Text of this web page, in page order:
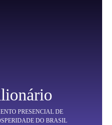
PRESENCIAL DE
DO BRASIL